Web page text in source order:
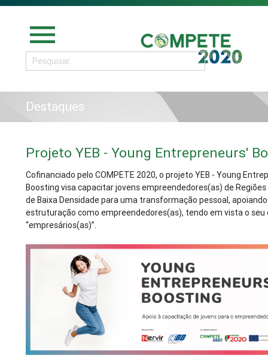
menu
Destaques
Projeto YEB - Young Entrepreneurs'
Cofinanciado pelo COMPETE 2020, o projeto YEB - Young
Boosting visa capacitar jovens empreendedores(as) de
de Baixa Densidade para uma transformação pessoal,
estruturação como empreendedores(as), tendo em vista o
“empresários(as)”.